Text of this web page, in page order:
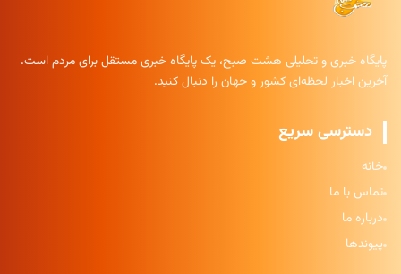
پایگاه خبری و تحلیلی هشت صبح، یک پایگاه خبری مستقل برای مردم است.
آخرین اخبار لحظه‌ای کشور و جهان را دنبال کنید.
دسترسی سریع
خانه
تماس با ما
درباره ما
پیوندها